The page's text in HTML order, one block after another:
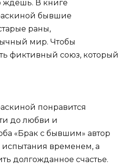
ждёшь. В книге
бывшие
раны,
мир. Чтобы
фиктивный союз, который
понравится
до любви и
«Брак с бывшим» автор
испытания временем, а
долгожданное счастье.